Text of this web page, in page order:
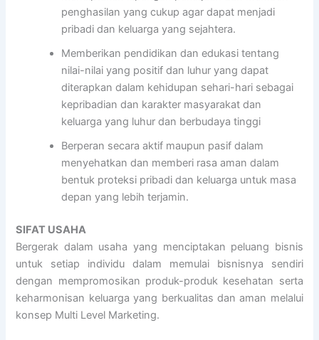
penghasilan yang cukup agar dapat menjadi
pribadi dan keluarga yang sejahtera.
Memberikan pendidikan dan edukasi tentang
nilai-nilai yang positif dan luhur yang dapat
diterapkan dalam kehidupan sehari-hari sebagai
kepribadian dan karakter masyarakat dan
keluarga yang luhur dan berbudaya tinggi
Berperan secara aktif maupun pasif dalam
menyehatkan dan memberi rasa aman dalam
bentuk proteksi pribadi dan keluarga untuk masa
depan yang lebih terjamin.
SIFAT USAHA
Bergerak dalam usaha yang menciptakan peluang bisnis
untuk setiap individu dalam memulai bisnisnya sendiri
dengan mempromosikan produk-produk kesehatan serta
keharmonisan keluarga yang berkualitas dan aman melalui
konsep Multi Level Marketing.